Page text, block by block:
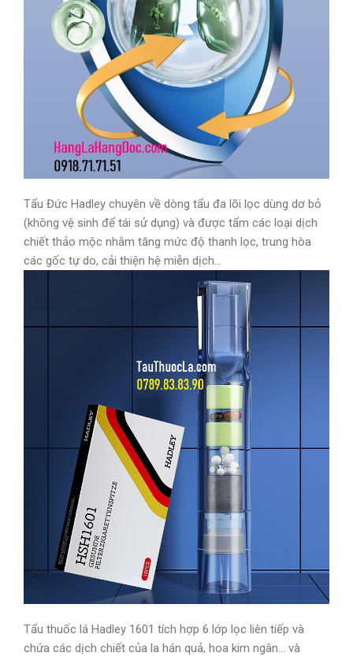
Tẩu Đức Hadley chuyên về dòng tẩu đa lõi lọc dùng dơ bỏ
(không vệ sinh để tái sử dụng) và được tẩm các loại dịch
chiết thảo mộc nhằm tăng mức độ thanh lọc, trung hòa
các gốc tự do, cải thiện hệ miễn dịch…
Tẩu thuốc lá Hadley 1601 tích hợp 6 lớp lọc liên tiếp và
chứa các dịch chiết của la hán quả, hoa kim ngân… và